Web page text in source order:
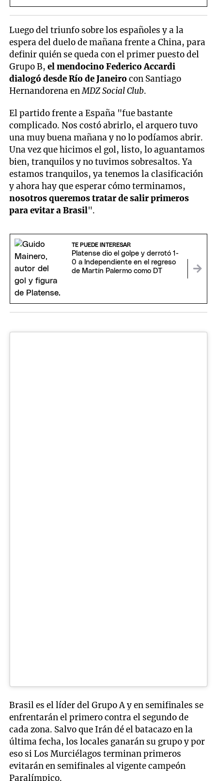
Luego del triunfo sobre los españoles y a la
espera del duelo de mañana frente a China, para
definir quién se queda con el primer puesto del
Grupo B,el mendocino Federico Accardi
dialogó desde Río de Janeirocon Santiago
Hernandorena enMDZ Social Club.
El partido frente a España "fue bastante
complicado. Nos costó abrirlo, el arquero tuvo
una muy buena mañana y no lo podíamos abrir.
Una vez que hicimos el gol, listo, lo aguantamos
bien, tranquilos y no tuvimos sobresaltos. Ya
estamos tranquilos, ya tenemos la clasificación
y ahora hay que esperar cómo terminamos,
nosotros queremos tratar de salir primeros
para evitar a Brasil".
TE PUEDE INTERESAR
Platense dio el golpe y derrotó 1-
0 a Independiente en el regreso
de Martín Palermo como DT
Brasil es el líder del Grupo A y en semifinales se
enfrentarán el primero contra el segundo de
cada zona. Salvo que Irán dé el batacazo en la
última fecha, los locales ganarán su grupo y por
eso si Los Murciélagos terminan primeros
evitarán en semifinales al vigente campeón
Paralímpico.